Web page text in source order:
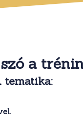
a
tematika: